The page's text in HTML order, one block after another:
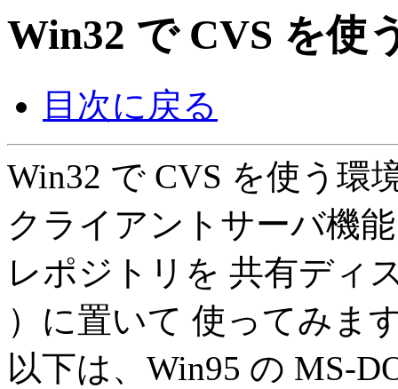
Win32 で CVS を使
目次に戻る
Win32 で CVS を使う環
クライアントサーバ機
レポジトリを 共有ディ
）に置いて 使ってみま
以下は、Win95 の MS-